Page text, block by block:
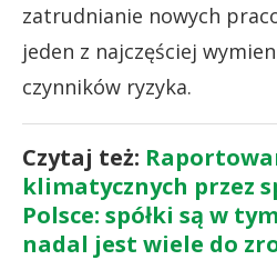
zatrudnianie nowych
jeden z najczęściej
czynników ryzyka.
Czytaj też:
klimatycznych przez
Polsce: spółki są w
nadal jest wiele do